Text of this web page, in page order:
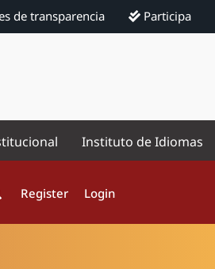
de transparencia Participa
Instituto de Idiomas
Register Login